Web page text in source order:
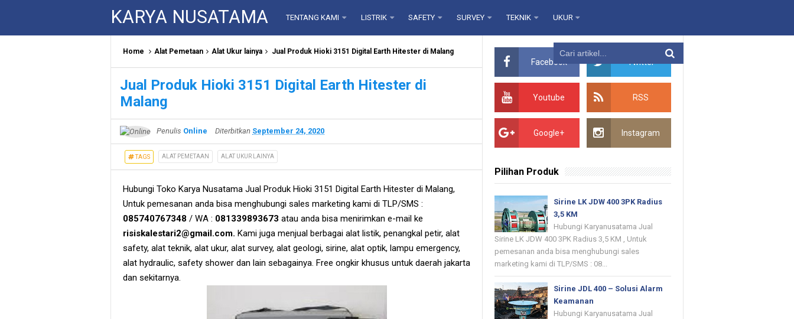
KARYA NUSATAMA TENTANG KAMI LISTRIK SAFETY SURVEY TEKNIK UKUR
Home Alat Pemetaan Alat Ukur lainya Jual Produk Hioki 3151 Digital Earth Hitester di Malang
Jual Produk Hioki 3151 Digital Earth Hitester di
Malang
Penulis Online Diterbitkan September 24, 2020
TAGS ALAT PEMETAAN ALAT UKUR LAINYA
Hubungi Toko Karya Nusatama Jual Produk Hioki 3151 Digital Earth Hitester di Malang,
Untuk pemesanan anda bisa menghubungi sales marketing kami di TLP/SMS :
085740767348 / WA : 081339893673 atau anda bisa menirimkan e-mail ke
risiskalestari2@gmail.com. Kami juga menjual berbagai alat listik, penangkal petir, alat
safety, alat teknik, alat ukur, alat survey, alat geologi, sirine, alat optik, lampu emergency,
alat hydraulic, safety shower dan lain sebagainya. Free ongkir khusus untuk daerah jakarta
dan sekitarnya.
Facebook Twitter
Youtube RSS
Google+ Instagram
Pilihan Produk
Sirine LK JDW 400 3PK Radius
3,5 KM
Hubungi Karyanusatama Jual
Sirine LK JDW 400 3PK Radius 3,5 KM , Untuk
pemesanan anda bisa menghubungi sales
marketing kami di TLP/SMS : 08...
Sirine JDL 400 – Solusi Alarm
Keamanan
Hubungi Karyanusatama Jual